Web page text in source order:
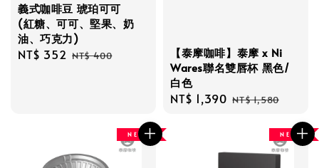
義式咖啡豆 琥珀可可
(紅糖、可可、堅果、奶
油、巧克力)
Sale
NT$ 352 Regular
NT$ 400
【泰摩咖啡】泰摩 x Ni
Wares聯名雙唇杯 黑色/
白色
Sale
NT$ 1,390 Regular
NT$ 1,580
N E W N E W